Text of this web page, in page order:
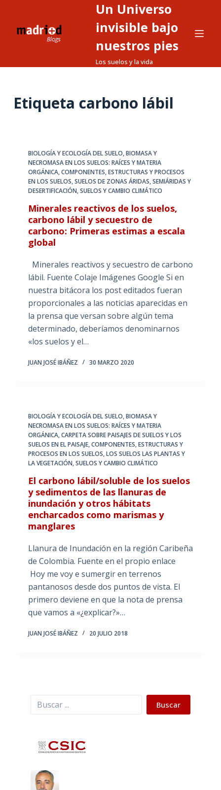
Un Universo
invisible bajo
nuestros pies
Los suelos y la vida
Etiqueta carbono lábil
BIOLOGÍA Y ECOLOGÍA DEL SUELO,BIOMASA Y
NECROMASA EN LOS SUELOS: RAÍCES Y MATERIA
ORGÁNICA,COMPONENTES, ESTRUCTURAS Y PROCESOS
EN LOS SUELOS,SUELOS DE ZONAS ÁRIDAS, SEMIÁRIDAS Y
DESERTIFICACIÓN,SUELOS Y CAMBIO CLIMÁTICO
Minerales reactivos de los suelos,
carbono lábil y secuestro de
carbono: Primeras estimas a escala
global
Minerales reactivos y secuestro de carbono
lábil. Fuente Colaje Imágenes Google Si en
nuestra bitácora los post editados fueran
proporcionales a las noticias aparecidas en
la prensa que versan sobre algún tema
determinado, deberíamos denominarnos
«los suelos y el…
JUAN JOSÉ IBÁÑEZ 30 MARZO 2020
BIOLOGÍA Y ECOLOGÍA DEL SUELO,BIOMASA Y
NECROMASA EN LOS SUELOS: RAÍCES Y MATERIA
ORGÁNICA,CARPETA SOBRE PAISAJES DE SUELOS Y LOS
SUELOS EN EL PAISAJE,COMPONENTES, ESTRUCTURAS Y
PROCESOS EN LOS SUELOS,LOS SUELOS LAS PLANTAS Y
LA VEGETACIÓN,SUELOS Y CAMBIO CLIMÁTICO
El carbono lábil/soluble de los suelos
y sedimentos de las llanuras de
inundación y otros hábitats
encharcados como marismas y
manglares
Llanura de Inundación en la región Caribeña
de Colombia. Fuente en el propio enlace
Hoy me voy e sumergir en terrenos
pantanosos desde dos puntos de vista. El
primero deviene en que la nota de prensa
que vamos a «¿explicar?»…
JUAN JOSÉ IBÁÑEZ 20 JULIO 2018
Buscar Buscar